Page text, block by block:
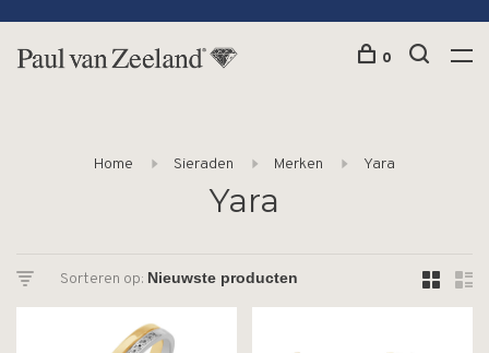
0
Home Sieraden Merken Yara
Yara
Sorteren op: